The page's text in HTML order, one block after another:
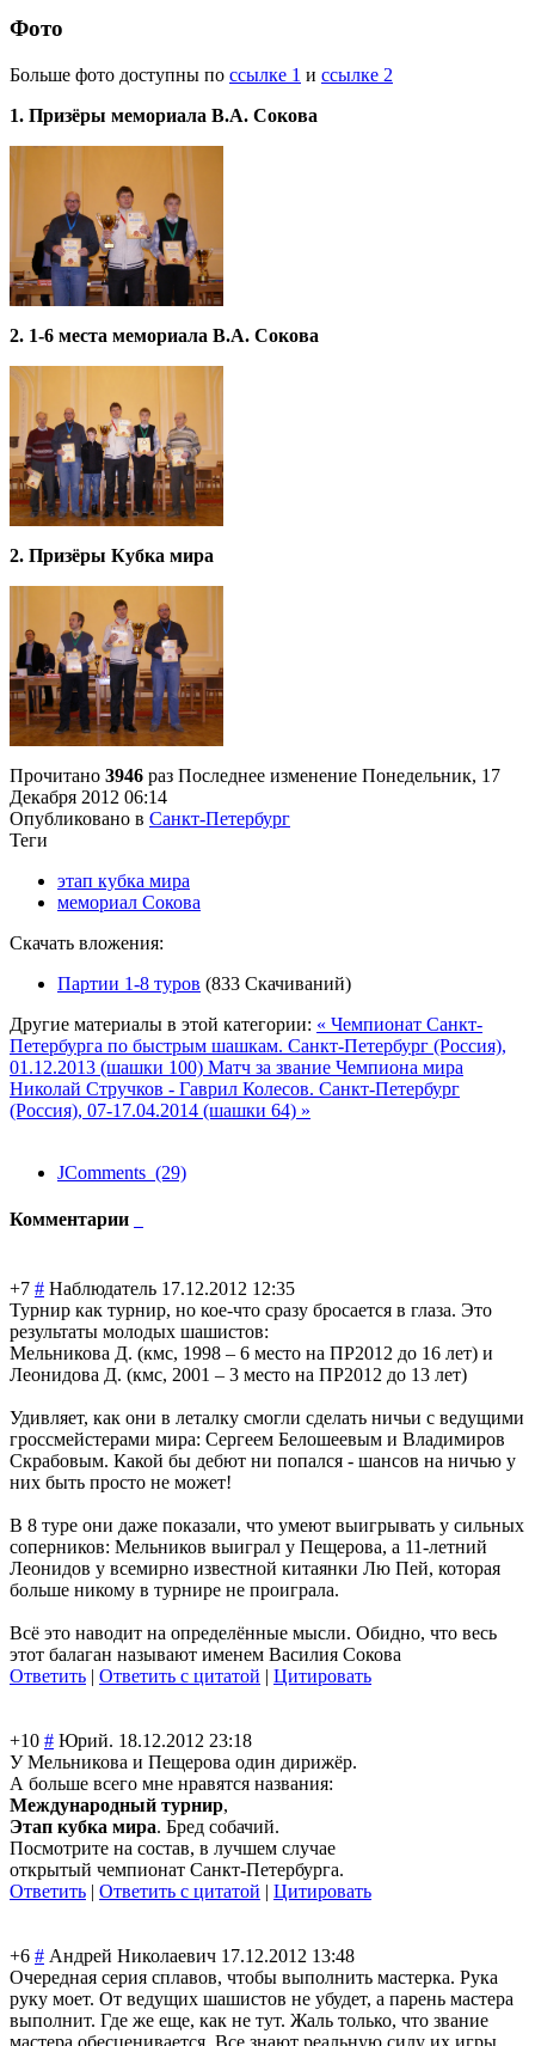
Фото
Больше фото доступны по ссылке 1 и ссылке 2
1. Призёры мемориала В.А. Сокова
2. 1-6 места мемориала В.А. Сокова
2. Призёры Кубка мира
Прочитано 3946 раз Последнее изменение Понедельник, 17
Декабря 2012 06:14
Опубликовано в Санкт-Петербург
Теги
этап кубка мира
мемориал Сокова
Скачать вложения:
Партии 1-8 туров (833 Скачиваний)
Другие материалы в этой категории: « Чемпионат Санкт-
Петербурга по быстрым шашкам. Санкт-Петербург (Россия),
01.12.2013 (шашки 100) Матч за звание Чемпиона мира
Николай Стручков - Гаврил Колесов. Санкт-Петербург
(Россия), 07-17.04.2014 (шашки 64) »
JComments (29)
Комментарии
+7 # Наблюдатель 17.12.2012 12:35
Турнир как турнир, но кое-что сразу бросается в глаза. Это
результаты молодых шашистов:
Мельникова Д. (кмс, 1998 – 6 место на ПР2012 до 16 лет) и
Леонидова Д. (кмс, 2001 – 3 место на ПР2012 до 13 лет)
Удивляет, как они в леталку смогли сделать ничьи с ведущими
гроссмейстерами мира: Сергеем Белошеевым и Владимиров
Скрабовым. Какой бы дебют ни попался - шансов на ничью у
них быть просто не может!
В 8 туре они даже показали, что умеют выигрывать у сильных
соперников: Мельников выиграл у Пещерова, а 11-летний
Леонидов у всемирно известной китаянки Лю Пей, которая
больше никому в турнире не проиграла.
Всё это наводит на определённые мысли. Обидно, что весь
этот балаган называют именем Василия Сокова
Ответить | Ответить с цитатой | Цитировать
+10 # Юрий. 18.12.2012 23:18
У Мельникова и Пещерова один дирижёр.
А больше всего мне нравятся названия:
Международный турнир,
Этап кубка мира. Бред собачий.
Посмотрите на состав, в лучшем случае
открытый чемпионат Санкт-Петербурга.
Ответить | Ответить с цитатой | Цитировать
+6 # Андрей Николаевич 17.12.2012 13:48
Очередная серия сплавов, чтобы выполнить мастерка. Рука
руку моет. От ведущих шашистов не убудет, а парень мастера
выполнит. Где же еще, как не тут. Жаль только, что звание
мастера обесценивается. Все знают реальную силу их игры.